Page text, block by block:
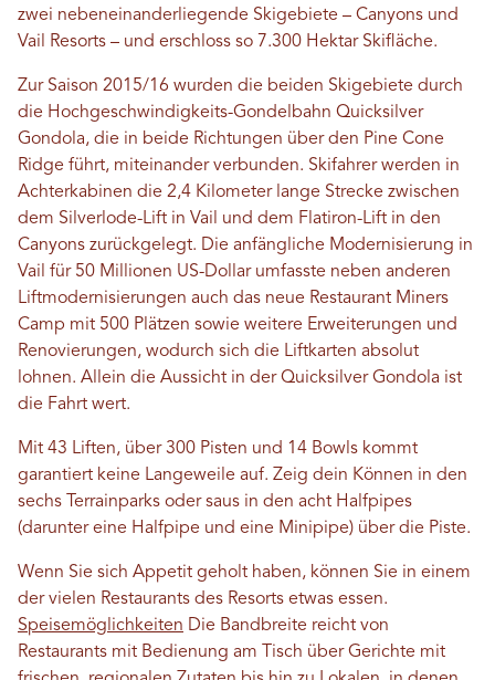
zwei nebeneinanderliegende Skigebiete – Canyons und
Vail Resorts – und erschloss so 7.300 Hektar Skifläche.
Zur Saison 2015/16 wurden die beiden Skigebiete durch
die Hochgeschwindigkeits-Gondelbahn Quicksilver
Gondola, die in beide Richtungen über den Pine Cone
Ridge führt, miteinander verbunden. Skifahrer werden in
Achterkabinen die 2,4 Kilometer lange Strecke zwischen
dem Silverlode-Lift in Vail und dem Flatiron-Lift in den
Canyons zurückgelegt. Die anfängliche Modernisierung in
Vail für 50 Millionen US-Dollar umfasste neben anderen
Liftmodernisierungen auch das neue Restaurant Miners
Camp mit 500 Plätzen sowie weitere Erweiterungen und
Renovierungen, wodurch sich die Liftkarten absolut
lohnen. Allein die Aussicht in der Quicksilver Gondola ist
die Fahrt wert.
Mit 43 Liften, über 300 Pisten und 14 Bowls kommt
garantiert keine Langeweile auf. Zeig dein Können in den
sechs Terrainparks oder saus in den acht Halfpipes
(darunter eine Halfpipe und eine Minipipe) über die Piste.
Wenn Sie sich Appetit geholt haben, können Sie in einem
der vielen Restaurants des Resorts etwas essen.
Speisemöglichkeiten Die Bandbreite reicht von
Restaurants mit Bedienung am Tisch über Gerichte mit